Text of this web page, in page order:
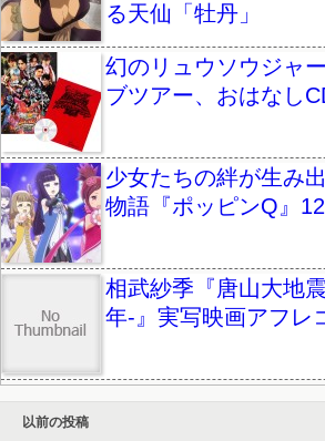
る天仙「牡丹」
幻のリュウソウジャ
ブツアー、おはなし
少女たちの絆が生み
物語『ポッピンQ』
相武紗季『唐山大地
年-』実写映画アフレ
以前の投稿